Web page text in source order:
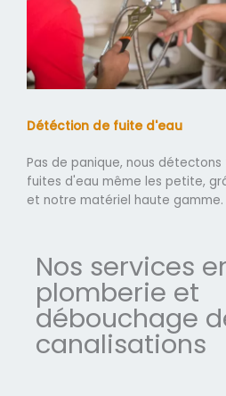
Détéction de fuite d'eau
Pas de panique, nous
fuites d'eau même les petite,
et notre matériel haute gamme.
Nos services
plomberie et
débouchage
canalisations